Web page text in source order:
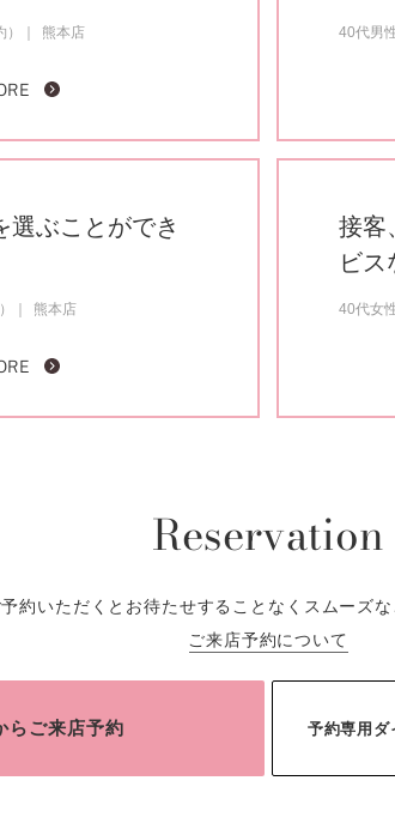
熊本店 40代男
選ぶことができ
熊本店
接客
ビス
40代女
Reservation
約いただくとお待たせすることなくスムーズな
ご来店予約について
らご来店予約 予約専用ダ